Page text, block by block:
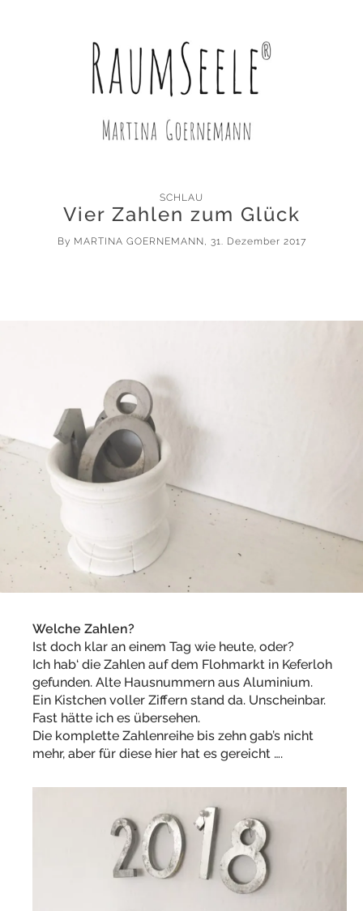
SCHLAU
Vier Zahlen zum Glück
By MARTINA GOERNEMANN , 31. Dezember 2017
Welche Zahlen?
Ist doch klar an einem Tag wie heute, oder?
Ich hab‘ die Zahlen auf dem Flohmarkt in Keferloh
gefunden. Alte Hausnummern aus Aluminium.
Ein Kistchen voller Ziffern stand da. Unscheinbar.
Fast hätte ich es übersehen.
Die komplette Zahlenreihe bis zehn gab’s nicht
mehr, aber für diese hier hat es gereicht ….